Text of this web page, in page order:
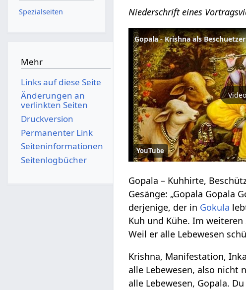
Niederschrift eines
Gopala - Krishna als
YouTube
Gopala – Kuhhirte,
Gesänge: „Gopala Gopala
derjenige, der in Gokula
Kuh und Kühe. Im
Weil er alle Lebewesen
Krishna, Manifestation,
alle Lebewesen, also nicht
alle Lebewesen, Gopala.
Spezialseiten
Mehr
Links auf diese Seite
Änderungen an
verlinkten Seiten
Druckversion
Permanenter Link
Seiten­­informationen
Seitenlogbücher